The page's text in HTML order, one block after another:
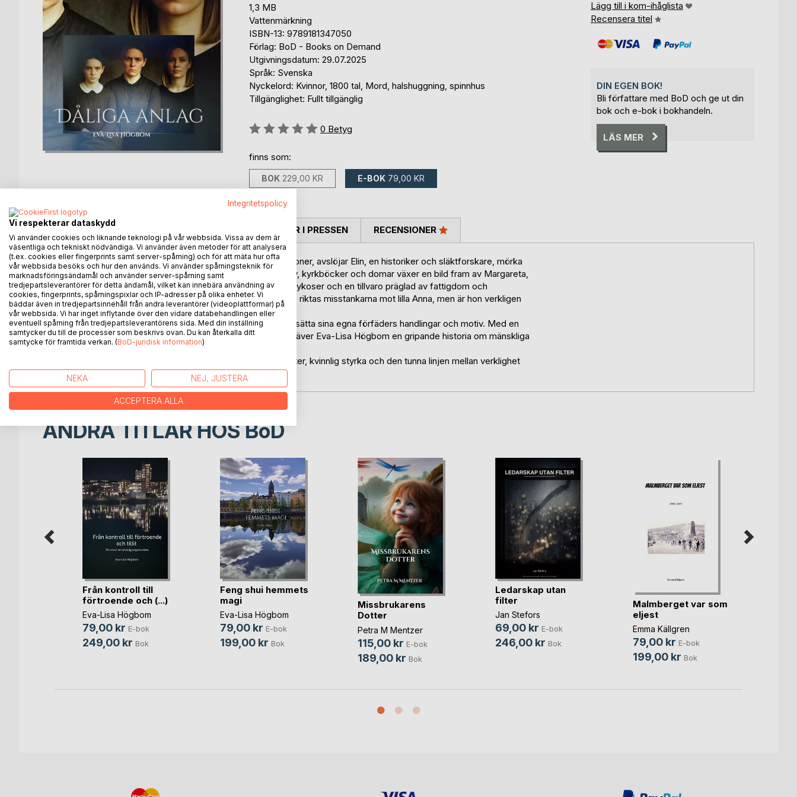
1,3 MB
Vattenmärkning
ISBN-13: 9789181347050
Förlag: BoD - Books on Demand
Utgivningsdatum: 29.07.2025
Språk: Svenska
Nyckelord: Kvinnor, 1800 tal, Mord, halshuggning, spinnhus
Tillgänglighet: Fullt tillgänglig
Betyg::
0 Betyg
finns som:
BOK 229,00 KR E-BOK 79,00 KR
Lägg till i kom-ihåglista
Recensera titel
DIN EGEN BOK!
Bli författare med BoD och ge ut din
bok och e-bok i bokhandeln.
LÄS MER
BESKRIVNING
I en fängslande berättelse som sträcker sig över generationer, avslöjar Elin, en historiker och släktforskare, mörka
hemligheter i sin egen familjs förflutna. Genom gamla brev, kyrkböcker och domar växer en bild fram av Margareta,
en kvinna från 1800-talet som kämpar med förlossningspsykoser och en tillvaro präglad av fattigdom och
desperation. När barn dör under mystiska omständigheter, riktas misstankarna mot lilla Anna, men är hon verkligen
skyldig?
Elin dras allt djupare in i Margaretas värld och börjar ifrågasätta sina egna förfäders handlingar och motiv. Med en
blandning av historisk forskning och personlig reflektion, väver Eva-Lisa Högbom en gripande historia om mänskliga
känslor, moraliska dilemman och kampen för överlevnad.
"Dåliga anlag" är en berättelse om mörka familjehemligheter, kvinnlig styrka och den tunna linjen mellan verklighet
och galenskap.
KOMMENTARER I PRESSEN RECENSIONER
ANDRA TITLAR HOSBoD
Från kontroll till
förtroende och (...)
Eva-Lisa Högbom
79,00 kr E-bok
249,00 kr Bok
Feng shui hemmets
magi
Eva-Lisa Högbom
79,00 kr E-bok
199,00 kr Bok
Missbrukarens
Dotter
Petra M Mentzer
115,00 kr E-bok
189,00 kr Bok
Ledarskap utan
filter
Jan Stefors
69,00 kr E-bok
246,00 kr Bok
Malmberget var som
eljest
Emma Källgren
79,00 kr E-bok
199,00 kr Bok
Integritetspolicy
Vi respekterar dataskydd
Vi använder cookies och liknande teknologi på vår webbsida. Vissa av dem är
väsentliga och tekniskt nödvändiga. Vi använder även metoder för att analysera
(t.ex. cookies eller fingerprints samt server-spårning) och för att mäta hur ofta
vår webbsida besöks och hur den används. Vi använder spårningsteknik för
marknadsföringsändamål och använder server-spårning samt
tredjepartsleverantörer för detta ändamål, vilket kan innebära användning av
cookies, fingerprints, spårningspixlar och IP-adresser på olika enheter. Vi
bäddar även in tredjepartsinnehåll från andra leverantörer (videoplattformar) på
vår webbsida. Vi har inget inflytande över den vidare databehandlingen eller
eventuell spårning från tredjepartsleverantörens sida. Med din inställning
samtycker du till de processer som beskrivs ovan. Du kan återkalla ditt
samtycke för framtida verkan. (BoD-juridisk information)
NEKA NEJ, JUSTERA
ACCEPTERA ALLA